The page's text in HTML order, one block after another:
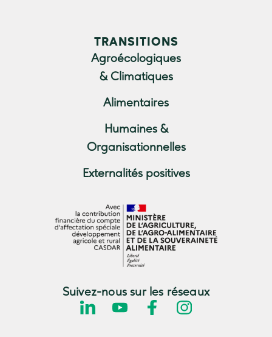
TRANSITIONS
Agroécologiques
& Climatiques
Alimentaires
Humaines &
Organisationnelles
Externalités positives
Suivez-nous sur les réseaux